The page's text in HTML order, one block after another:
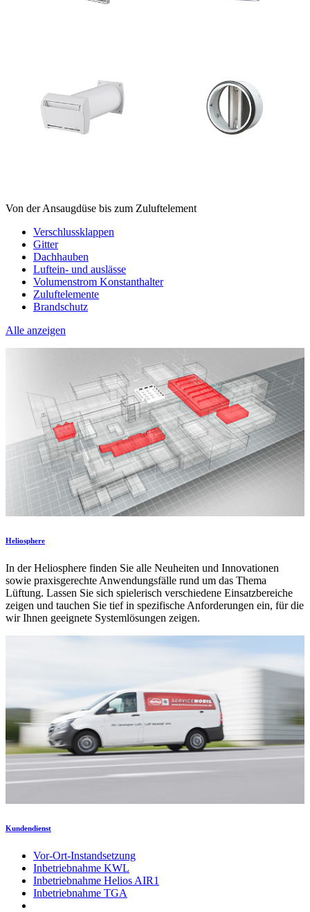
Von der Ansaugdüse bis zum Zuluftelement
Verschlussklappen
Gitter
Dachhauben
Luftein- und auslässe
Volumenstrom Konstanthalter
Zuluftelemente
Brandschutz
Alle anzeigen
Heliosphere
In der Heliosphere finden Sie alle Neuheiten und Innovationen
sowie praxisgerechte Anwendungsfälle rund um das Thema
Lüftung. Lassen Sie sich spielerisch verschiedene Einsatzbereiche
zeigen und tauchen Sie tief in spezifische Anforderungen ein, für die
wir Ihnen geeignete Systemlösungen zeigen.
Kundendienst
Vor-Ort-Instandsetzung
Inbetriebnahme KWL
Inbetriebnahme Helios AIR1
Inbetriebnahme TGA